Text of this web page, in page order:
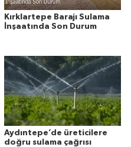
Kırklartepe Barajı Sulama
İnşaatında Son Durum
Aydıntepe’de üreticilere
doğru sulama çağrısı